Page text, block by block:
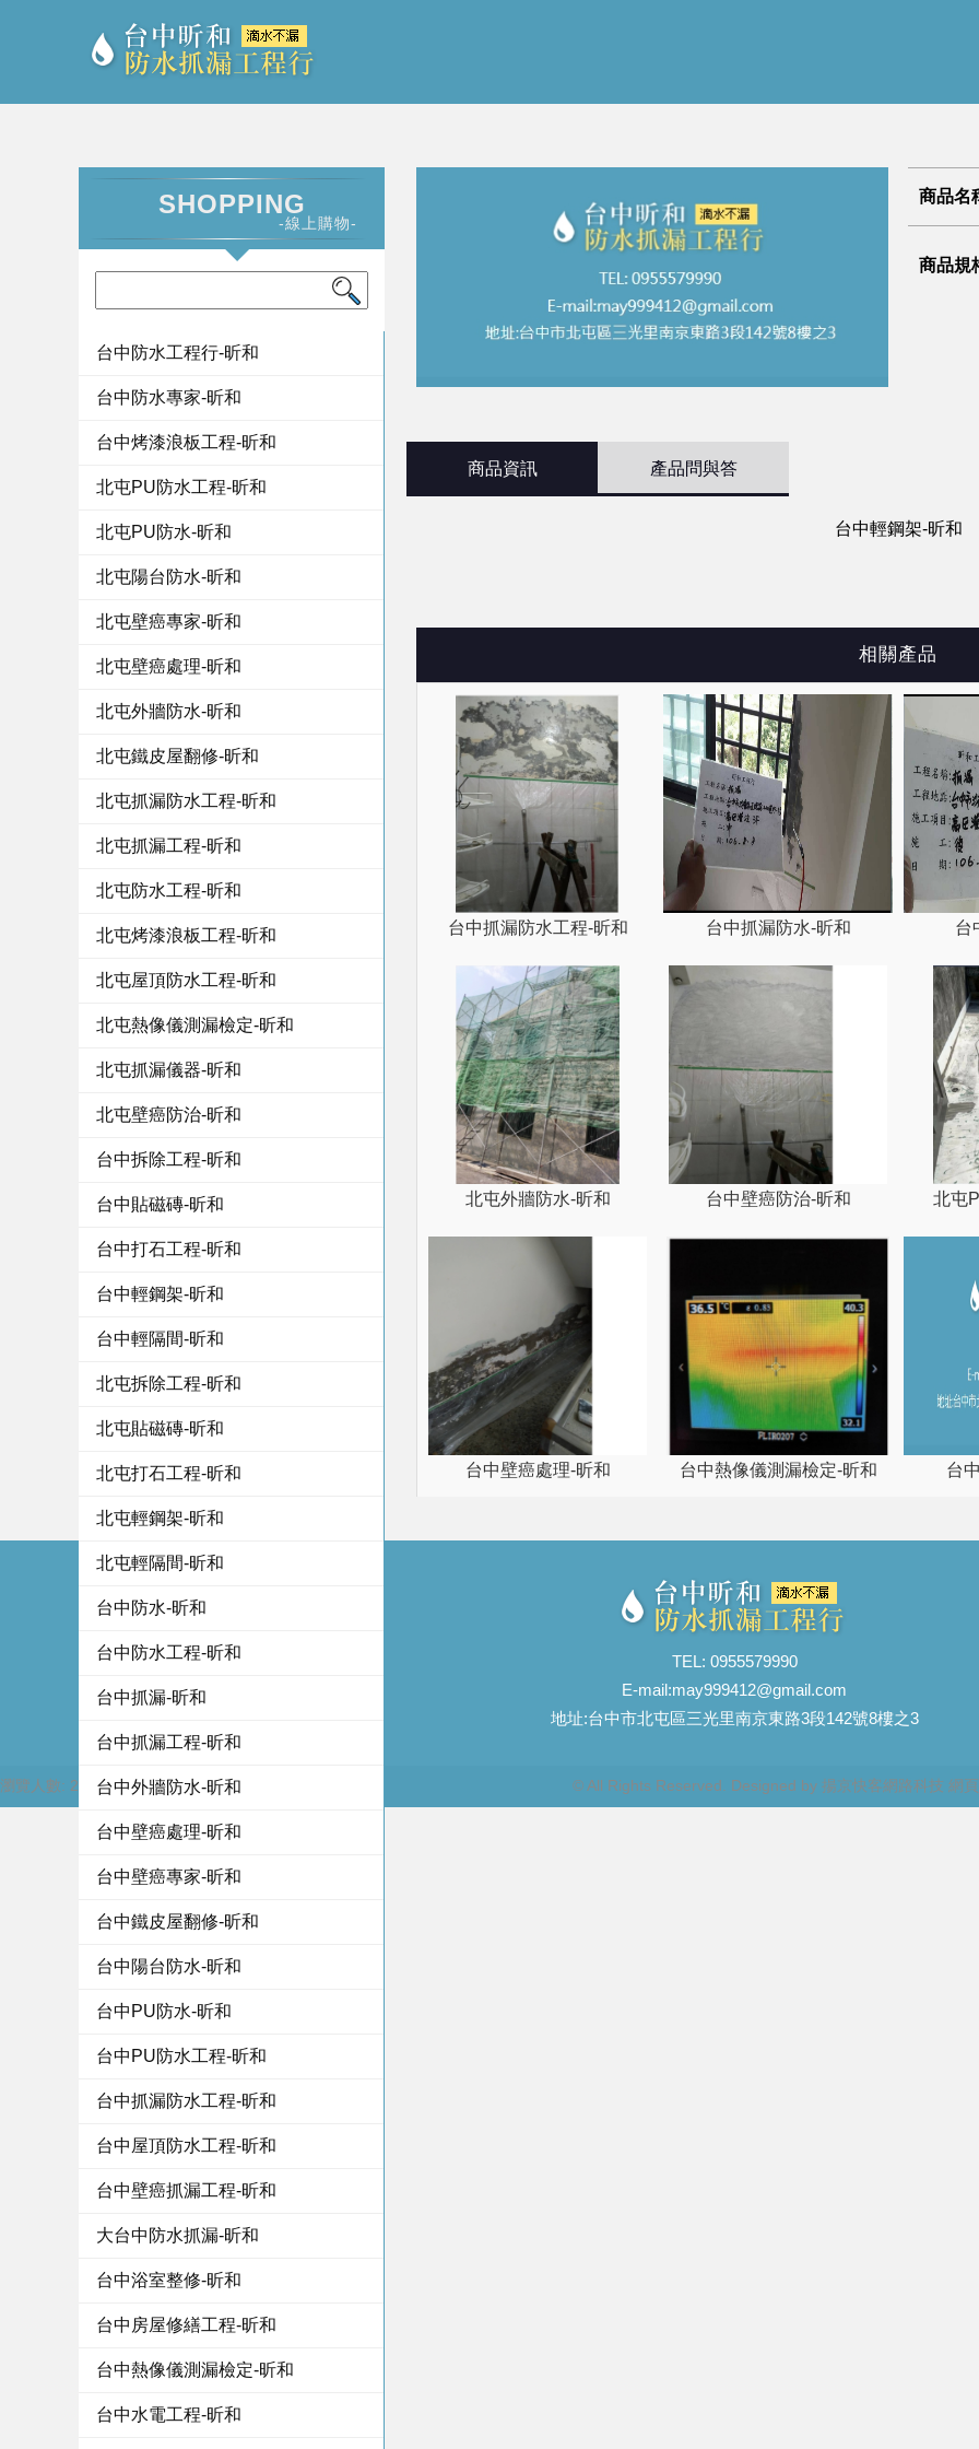
SHOPPING
-線上購物-
台中防水工程行-昕和
台中防水專家-昕和
台中烤漆浪板工程-昕和
北屯PU防水工程-昕和
北屯PU防水-昕和
北屯陽台防水-昕和
北屯壁癌專家-昕和
北屯壁癌處理-昕和
北屯外牆防水-昕和
北屯鐵皮屋翻修-昕和
北屯抓漏防水工程-昕和
北屯抓漏工程-昕和
北屯防水工程-昕和
北屯烤漆浪板工程-昕和
北屯屋頂防水工程-昕和
北屯熱像儀測漏檢定-昕和
北屯抓漏儀器-昕和
北屯壁癌防治-昕和
台中拆除工程-昕和
台中貼磁磚-昕和
台中打石工程-昕和
台中輕鋼架-昕和
台中輕隔間-昕和
北屯拆除工程-昕和
北屯貼磁磚-昕和
北屯打石工程-昕和
北屯輕鋼架-昕和
北屯輕隔間-昕和
台中防水-昕和
台中防水工程-昕和
台中抓漏-昕和
台中抓漏工程-昕和
台中外牆防水-昕和
台中壁癌處理-昕和
台中壁癌專家-昕和
台中鐵皮屋翻修-昕和
台中陽台防水-昕和
台中PU防水-昕和
台中PU防水工程-昕和
台中抓漏防水工程-昕和
台中屋頂防水工程-昕和
台中壁癌抓漏工程-昕和
大台中防水抓漏-昕和
台中浴室整修-昕和
台中房屋修繕工程-昕和
台中熱像儀測漏檢定-昕和
台中水電工程-昕和
商品名
商品規
商品資訊 產品問與答
台中輕鋼架-昕和
相關產品
台中抓漏防水工程-昕和 台中抓漏防水-昕和 台
北屯外牆防水-昕和 台中壁癌防治-昕和 北屯
台中壁癌處理-昕和 台中熱像儀測漏檢定-昕和 台
TEL: 0955579990
E-mail:may999412@gmail.com
地址:台中市北屯區三光里南京東路3段142號8樓之3
瀏覽人數: 213328 © All Rights Reserved. Designed by 揚京快客網路科技 網